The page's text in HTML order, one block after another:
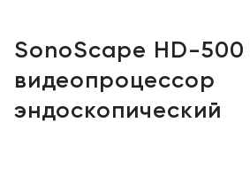
Команда
Партнеры
Награды
Услуги
медицинских
учреждений
медицинских
Демозал
SonoScape HD-500
видеопроцессор
эндоскопический